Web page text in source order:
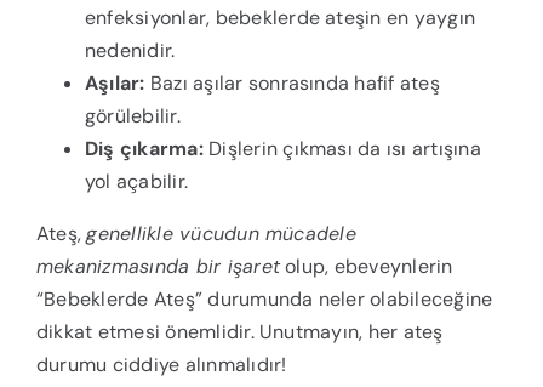
enfeksiyonlar, bebeklerde ateşin en yaygın
nedenidir.
Aşılar: Bazı aşılar sonrasında hafif ateş
görülebilir.
Diş çıkarma:Dişlerin çıkması da ısı artışına
yol açabilir.
Ateş,genellikle vücudun mücadele
mekanizmasında bir işaretolup, ebeveynlerin
“Bebeklerde Ateş” durumunda neler olabileceğine
dikkat etmesi önemlidir. Unutmayın, her ateş
durumu ciddiye alınmalıdır!